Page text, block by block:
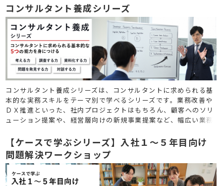
来るため、「学び」だけでなく「実益」も兼ねたものとしてご利
用いただけます。
コンサルタント養成シリーズ
コンサルタント養成シリーズは、コンサルタントに求められる基
本的な実務スキルをテーマ別で学べるシリーズです。業務改善や
ＤＸ推進といった、社内プロジェクトはもちろん、顧客へのソリ
ューション提案や、経営層向けの新規事業提案など、幅広い業務
【ケースで学ぶシリーズ】入社１～５年目向け
問題解決ワークショップ